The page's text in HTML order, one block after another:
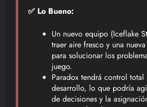
✅ Lo Bueno:
Un nuevo equipo (Iceflake
traer aire fresco y una
para solucionar los
juego.
Paradox tendrá control total
desarrollo, lo que podría
de decisiones y la